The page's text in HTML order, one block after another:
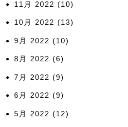
11月 2022 (10)
10月 2022 (13)
9月 2022 (10)
8月 2022 (6)
7月 2022 (9)
6月 2022 (9)
5月 2022 (12)